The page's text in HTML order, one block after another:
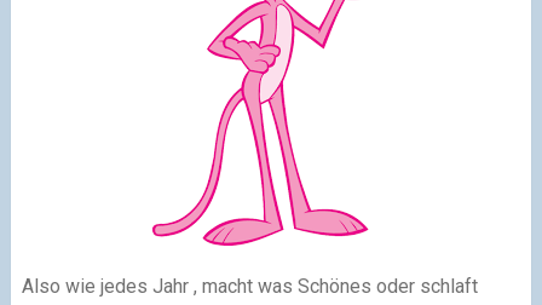
Also wie jedes Jahr , macht was Schönes oder schlaft